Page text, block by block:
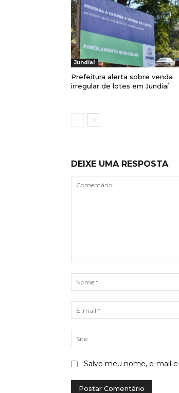
Jundiaí
Prefeitura alerta sobre venda
irregular de lotes em Jundiaí
DEIXE UMA RESPOSTA
Salve meu nome, e-mail